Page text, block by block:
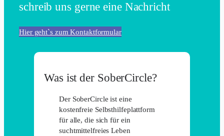
schreib uns gerne eine Nachricht
Hier geht`s zum Kontaktformular
Was ist der SoberCircle?
Der SoberCircle ist eine
kostenfreie Selbsthilfeplattform
für alle, die sich für ein
suchtmittelfreies Leben